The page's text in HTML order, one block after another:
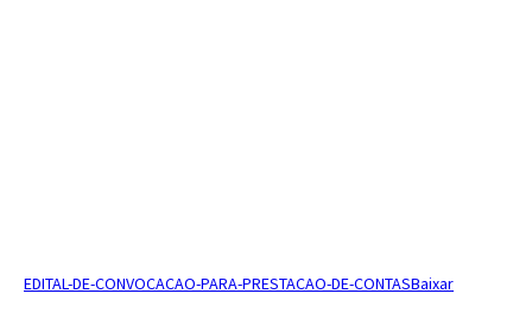
EDITAL-DE-CONVOCACAO-PARA-PRESTACAO-DE-CONTASBaixar